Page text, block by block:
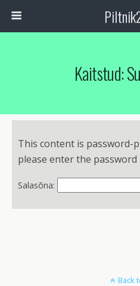
Kaitstud:
This content is password-
please enter the password
Salasõna:
Back